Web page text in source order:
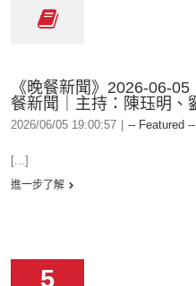
《晚餐新聞》2026-06-
餐新聞｜主持：陳珏明、
2026/06/05 19:00:57 -- Featured --
[...]
進一步了解
5